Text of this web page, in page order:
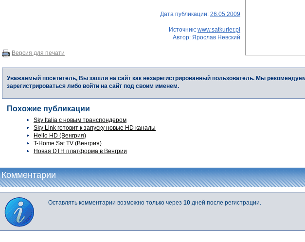
Дата публикации: 26.05.2009
Источник: www.satkurier.pl
Автор: Ярослав Невский
Версия для печати
Уважаемый посетитель, Вы зашли на сайт как незарегистрированный пользователь. Мы
зарегистрироваться либо войти на сайт под своим именем.
Похожие публикации
Sky Italia с новым транспондером
Sky Link готовит к запуску новые HD каналы
Hello HD (Венгрия)
T-Home Sat TV (Венгрия)
Новая DTH платформа в Венгрии
Комментарии
Оставлять комментарии возможно только через 10 дней после регистрации.